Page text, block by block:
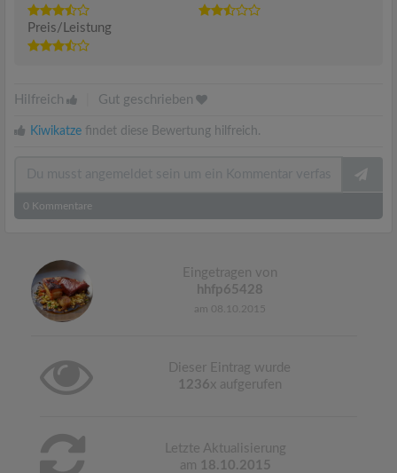
Preis/Leistung
Hilfreich Gut geschrieben
Kiwikatze findet diese Bewertung hilfreich.
0 Kommentare
Eingetragen von
hhfp65428
am 08.10.2015
Dieser Eintrag wurde
1236x aufgerufen
Letzte Aktualisierung
am 18.10.2015